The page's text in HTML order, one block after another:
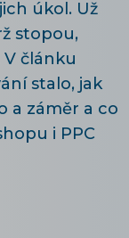
úkol. Už
stopou,
článku
stalo, jak
a záměr a co
i PPC